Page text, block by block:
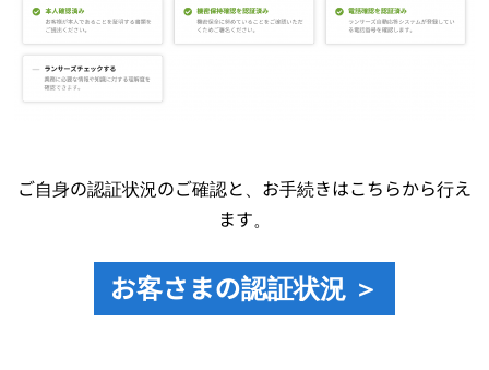
ご自身の認証状況のご確認と、お手続きはこちらから行え
ます。
お客さまの認証状況 ＞